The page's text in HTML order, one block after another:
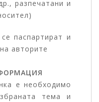
разпечатани и
паспартират и
авторите
е необходимо
тема и